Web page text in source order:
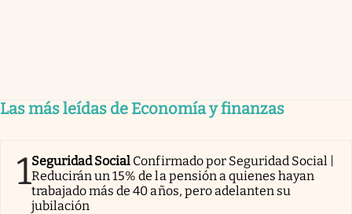
Las más leídas de Economía y finanzas
1Seguridad Social Confirmado por Seguridad Social |
Reducirán un 15% de la pensión a quienes hayan
trabajado más de 40 años, pero adelanten su
jubilación